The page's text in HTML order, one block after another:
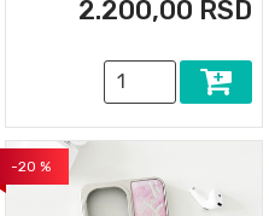
2.200,00 RSD
-20 %